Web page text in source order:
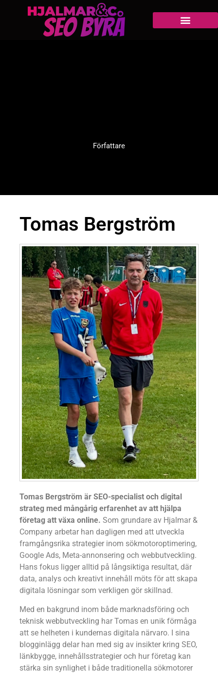
Författare
Tomas Bergström
Tomas Bergström är SEO-specialist och digital
strateg med mångårig erfarenhet av att hjälpa
företag att växa online. Som grundare av Hjalmar &
Company arbetar han dagligen med att utveckla
framgångsrika strategier inom sökmotoroptimering,
Google Ads, Meta-annonsering och webbutveckling.
Hans fokus ligger alltid på långsiktiga resultat, där
data, analys och kreativt innehåll möts för att skapa
digitala lösningar som verkligen gör skillnad.
Med en bakgrund inom både marknadsföring och
teknisk webbutveckling har Tomas en unik förmåga
att se helheten i kundernas digitala närvaro. I sina
blogginlägg delar han med sig av insikter kring SEO,
länkbygge, innehållsstrategier och hur företag kan
stärka sin synlighet i både traditionella sökmotorer